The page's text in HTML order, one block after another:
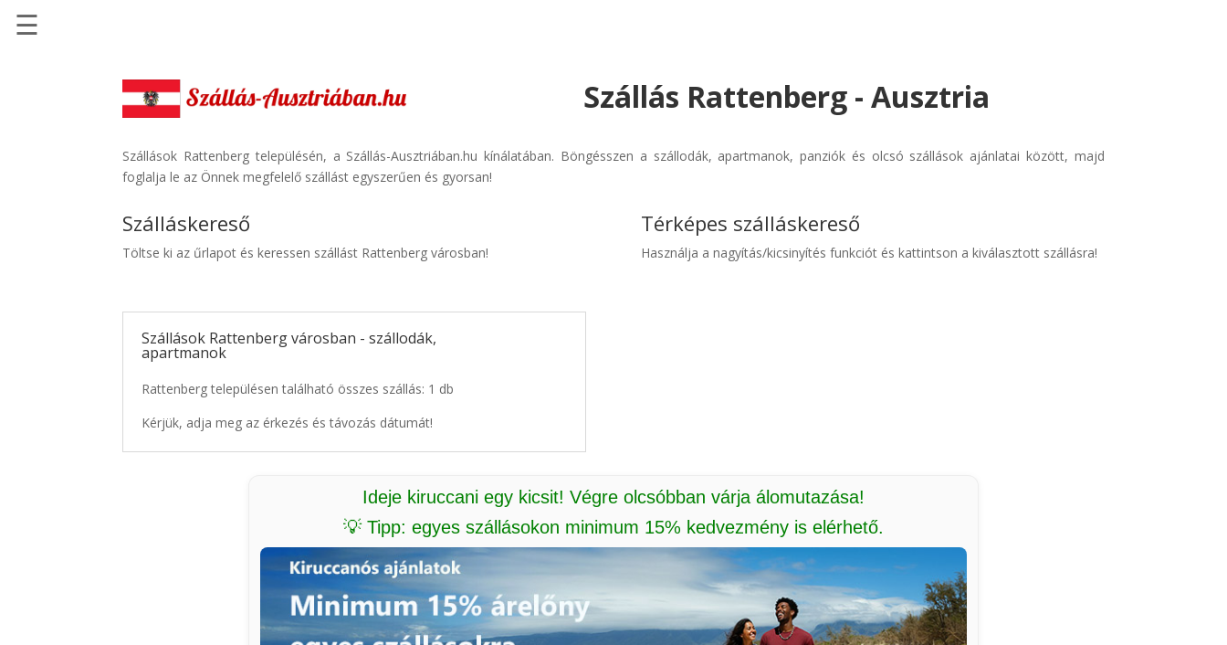
Szállásinfo.eu
Repülőjegy
Autóbérlés
☰
Szállás Rattenberg - Ausztria
Szállások Rattenberg településén, a Szállás-Ausztriában.hu kínálatában. Böngésszen a szállodák, apartmanok, panziók és olcsó szállások ajánlatai között, majd
foglalja le az Önnek megfelelő szállást egyszerűen és gyorsan!
Szálláskereső
Töltse ki az űrlapot és keressen szállást Rattenberg városban!
Szállások Rattenberg városban - szállodák,
apartmanok
Rattenberg településen található összes szállás: 1 db
Kérjük, adja meg az érkezés és távozás dátumát!
Térképes szálláskereső
Használja a nagyítás/kicsinyítés funkciót és kattintson a kiválasztott szállásra!
Ideje kiruccani egy kicsit! Végre olcsóbban várja álomutazása!
💡 Tipp: egyes szállásokon minimum 15% kedvezmény is elérhető.